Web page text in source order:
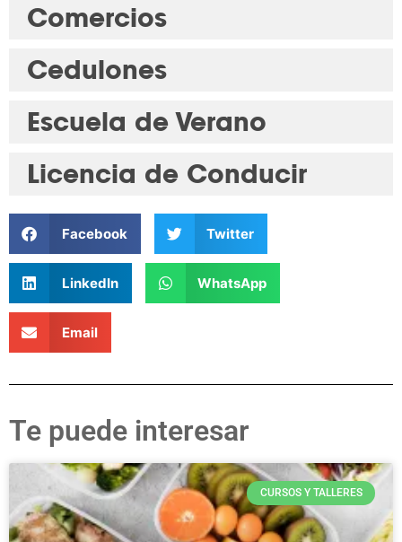
Comercios
Cedulones
Escuela de Verano
Licencia de Conducir
Facebook Twitter
LinkedIn WhatsApp
Email
Te puede interesar
CURSOS Y TALLERES